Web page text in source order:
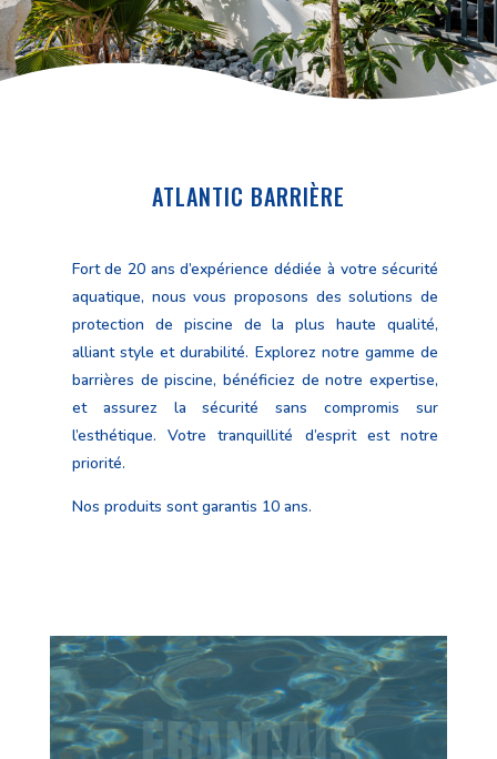
ATLANTIC BARRIÈRE
BARRIERE PISCINE
Fort de 20 ans d’expérience dédiée à votre sécurité
aquatique, nous vous proposons des solutions de
protection de piscine de la plus haute qualité,
alliant style et durabilité. Explorez notre gamme de
barrières de piscine, bénéficiez de notre expertise,
et assurez la sécurité sans compromis sur
l’esthétique. Votre tranquillité d’esprit est notre
priorité.
Nos produits sont garantis 10 ans.
Lecteur vidéo